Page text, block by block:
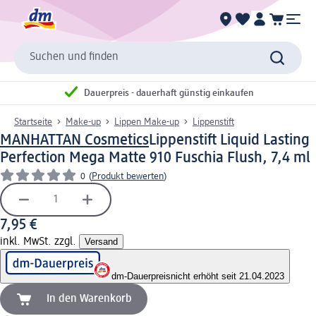
Suchen und finden
Dauerpreis - dauerhaft günstig einkaufen
Startseite Make-up Lippen Make-up Lippenstift
MANHATTAN CosmeticsLippenstift Liquid Lasting
Perfection Mega Matte 910 Fuschia Flush, 7,4 ml
0 (Produkt bewerten)
7,95 €
inkl. MwSt. zzgl. Versand
dm-Dauerpreisnicht erhöht seit 21.04.2023
In den Warenkorb